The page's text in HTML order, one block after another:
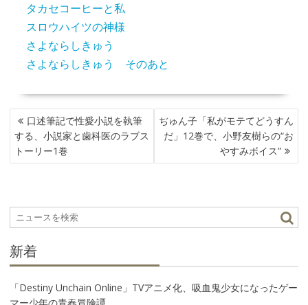
タカセコーヒーと私
スロウハイツの神様
さよならしきゅう
さよならしきゅう そのあと
投
稿
ナ
ビ
シ
ョ
口述筆記で性愛小説を執筆
する、小説家と歯科医のラブス
トーリー1巻
ぢゅん子「私がモテてどうすん
だ」12巻で、小野友樹らの“お
やすみボイス”
新着
「Destiny Unchain Online」TVアニメ化、吸血鬼少女になったゲー